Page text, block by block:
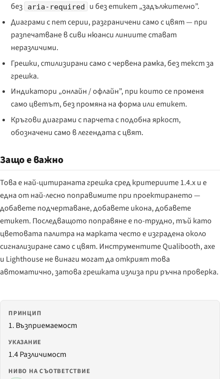
без
aria-required
и без етикет „задължително”.
Диаграми с пет серии, разграничени само с цвят — при
разпечатване в сиви нюанси линиите стават
неразличими.
Грешки, стилизирани само с червена рамка, без текст за
грешка.
Индикатори „онлайн / офлайн”, при които се променя
само цветът, без промяна на форма или етикет.
Кръгови диаграми с парчета с подобна яркост,
обозначени само в легендата с цвят.
Защо е важно
Това е най-цитираната грешка сред критериите 1.4.x и е
една от най-лесно поправимите при проектирането —
добавете подчертаване, добавете икона, добавете
етикет. Последващото поправяне е по-трудно, тъй като
цветовата палитра на марката често е изградена около
сигнализиране само с цвят. Инструментите Qualibooth, axe
и Lighthouse не винаги могат да открият това
автоматично, затова грешката излиза при ръчна проверка.
ПРИНЦИП
1. Възприемаемост
УКАЗАНИЕ
1.4 Различимост
НИВО НА СЪОТВЕТСТВИЕ